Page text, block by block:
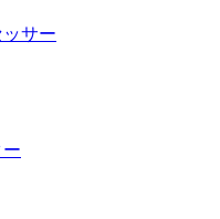
サー